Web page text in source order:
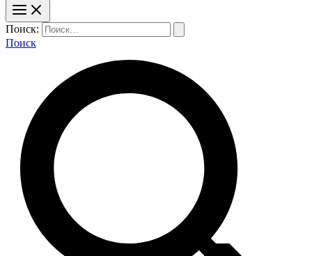
Поиск:
Поиск